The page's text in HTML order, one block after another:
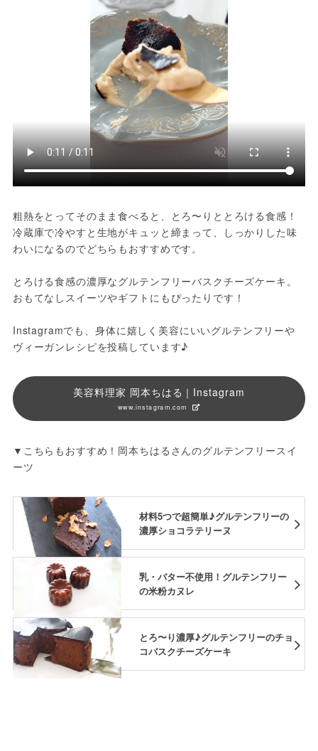
粗熱をとってそのまま食べると、とろ〜りととろける食感！
冷蔵庫で冷やすと生地がキュッと締まって、しっかりした味
わいになるのでどちらもおすすめです。
とろける食感の濃厚なグルテンフリーバスクチーズケーキ。
おもてなしスイーツやギフトにもぴったりです！
Instagramでも、身体に嬉しく美容にいいグルテンフリーや
ヴィーガンレシピを投稿しています♪
美容料理家 岡本ちはる｜Instagram
www.instagram.com
▼こちらもおすすめ！岡本ちはるさんのグルテンフリースイ
ーツ
材料5つで超簡単♪グルテンフリーの
濃厚ショコラテリーヌ
乳・バター不使用！グルテンフリー
の米粉カヌレ
とろ〜り濃厚♪グルテンフリーのチョ
コバスクチーズケーキ